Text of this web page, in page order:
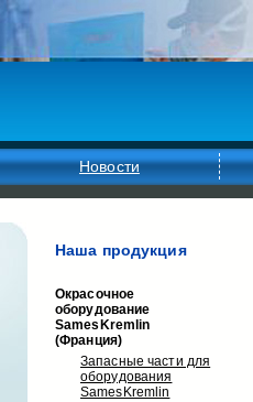
Новости
Наша продукция
Окрасочное
оборудование
SamesKremlin
(Франция)
Запасные части для
оборудования
SamesKremlin